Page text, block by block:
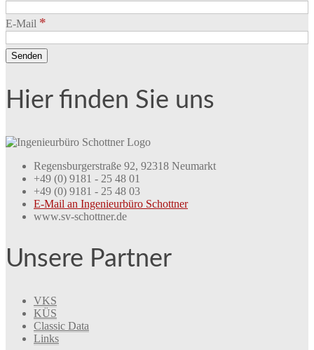
E-Mail *
Hier finden Sie uns
Regensburgerstraße 92, 92318 Neumarkt
+49 (0) 9181 - 25 48 01
+49 (0) 9181 - 25 48 03
E-Mail an Ingenieurbüro Schottner
www.sv-schottner.de
Unsere Partner
VKS
KÜS
Classic Data
Links